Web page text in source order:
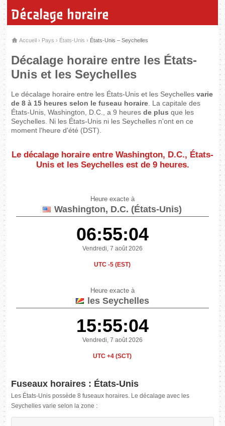
Décalage horaire
Accueil › Pays › États-Unis › États-Unis – Seychelles
Décalage horaire entre les États-
Unis et les Seychelles
Le décalage horaire entre les États-Unis et les Seychellesvarie
de 8 à 15 heures selon le fuseau horaire . La capitale des
États-Unis, Washington, D.C., a 9 heuresde plus que les
Seychelles. Ni les États-Unis ni les Seychelles n'ont en ce
moment l'heure d'été (DST).
Le décalage horaire entre Washington, D.C., États-
Unis et les Seychelles est de 9 heures.
Heure exacte à
Washington, D.C. (États-Unis)
06:55:05
Vendredi, 7 août 2026
UTC -5 (EST)
Heure exacte à
les Seychelles
15:55:05
Vendredi, 7 août 2026
UTC +4 (SCT)
Fuseaux horaires : États-Unis
Les États-Unis possède 8 fuseaux horaires. Le décalage avec les
Seychelles varie selon la zone :